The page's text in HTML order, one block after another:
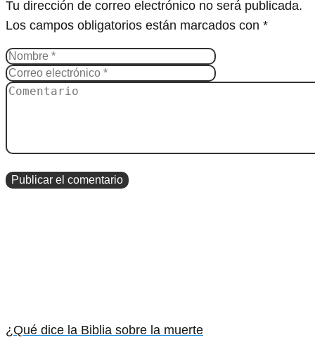
Tu dirección de correo electrónico no será publicada.
Los campos obligatorios están marcados con *
¿Qué dice la Biblia sobre la muerte